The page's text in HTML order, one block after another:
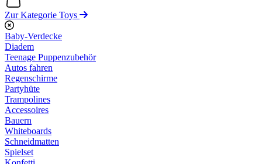
Zur Kategorie Toys
Baby-Verdecke
Diadem
Teenage Puppenzubehör
Autos fahren
Regenschirme
Partyhüte
Trampolines
Accessoires
Bauern
Whiteboards
Schneidmatten
Spielset